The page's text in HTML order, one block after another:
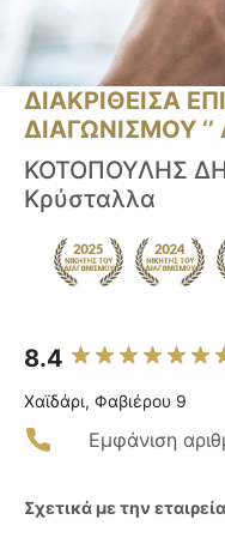
ΔΙΑΚΡΙΘΕΙΣΑ
ΔΙΑΓΩΝΙΣΜΟΥ ‘’
ΚΟΤΟΠΟΥΛΗΣ
Κρύσταλλα
8.4
Χαϊδάρι, Φαβιέρου 9
Εμφάνιση
Σχετικά με την